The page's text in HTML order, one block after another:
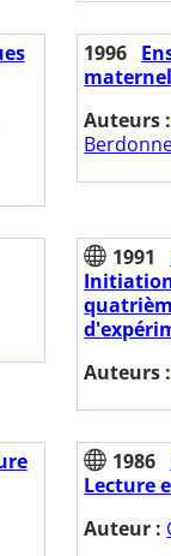
1996
Auteurs :
1991
Auteurs :
1986
Lecture
Auteur :